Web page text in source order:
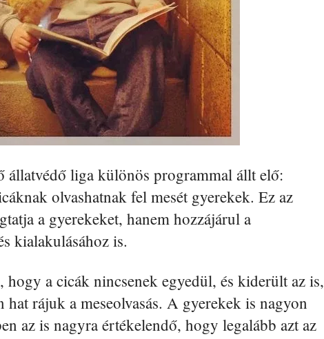
állatvédő liga különös programmal állt elő:
olvashatnak fel mesét gyerekek. Ez az
a gyerekeket, hanem hozzájárul a
kialakulásához is.
hogy a cicák nincsenek egyedül, és kiderült az is,
rájuk a meseolvasás. A gyerekek is nagyon
az is nagyra értékelendő, hogy legalább azt az